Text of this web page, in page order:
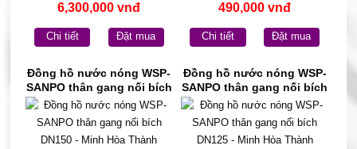
6,300,000 vnđ
Chi tiết Đặt mua
490,000 vnđ
Chi tiết Đặt mua
Đồng hồ nước nóng WSP-
SANPO thân gang nối bích
DN150 - Minh Hòa Thành
Đồng hồ nước nóng WSP-
SANPO thân gang nối bích
DN125 - Minh Hòa Thành